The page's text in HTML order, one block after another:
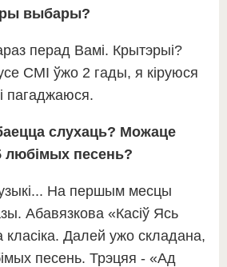
выбары?
перад Вамі. Крытэрыі?
СМІ ўжо 2 гады, я кіруюся
пагаджаюся.
слухаць? Можаце
любімых песень?
На першым месцы
Абавязкова «Касіў Ясь
Далей ужо складана,
песень. Трэцяя - «Ад